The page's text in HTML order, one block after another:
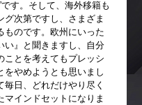
す。そして、海外移籍も
次第ですし、さまざま
ものです。欧州にいった
い』と聞きますし、自分
ことを考えてもプレッシ
をやめようとも思いまし
日、どれだけやり尽く
インドセットになりま